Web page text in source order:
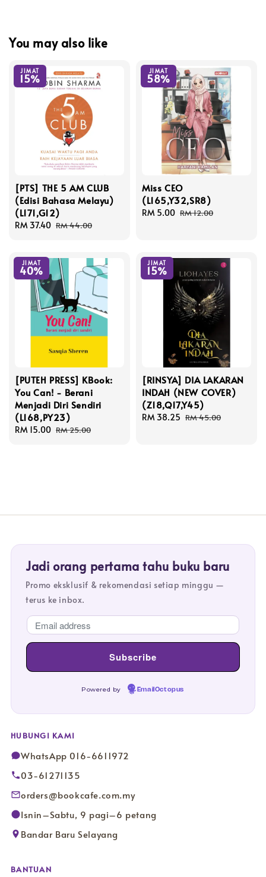
You may also like
JIMAT
15%
[PTS] THE 5 AM CLUB
(Edisi Bahasa Melayu)
(L171,G12)
Sale
RM 37.40 Regular
RM 44.00
JIMAT
58%
Miss CEO
(L165,Y32,SR8)
Sale
RM 5.00 Regular
RM 12.00
JIMAT
40%
[PUTEH PRESS] KBook:
You Can! - Berani
Menjadi Diri Sendiri
(L168,PY23)
Sale
RM 15.00 Regular
RM 25.00
JIMAT
15%
[RINSYA] DIA LAKARAN
INDAH (NEW COVER)
(Z18,Q17,Y45)
Sale
RM 38.25 Regular
RM 45.00
Jadi orang pertama tahu buku baru
Promo eksklusif & rekomendasi setiap minggu —
terus ke inbox.
Powered by EmailOctopus
HUBUNGI KAMI
WhatsApp 016-6611972
03-61271135
orders@bookcafe.com.my
Isnin–Sabtu, 9 pagi–6 petang
Bandar Baru Selayang
BANTUAN